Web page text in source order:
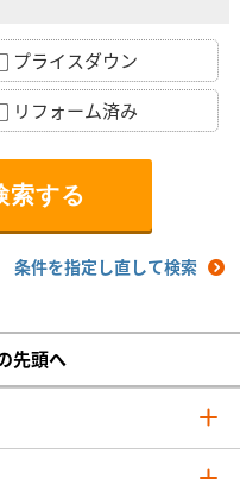
プライスダウン
リフォーム済み
条件を指定し直して検索
先頭へ